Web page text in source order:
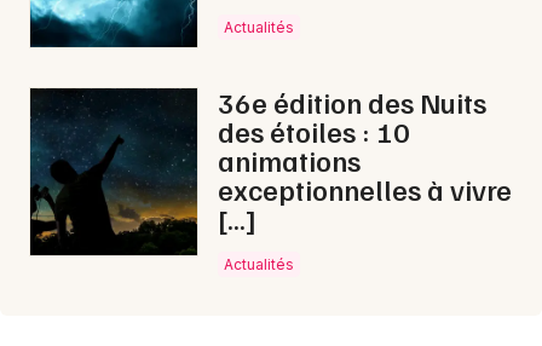
Actualités
36e édition des Nuits
des étoiles : 10
animations
exceptionnelles à vivre
[…]
Actualités